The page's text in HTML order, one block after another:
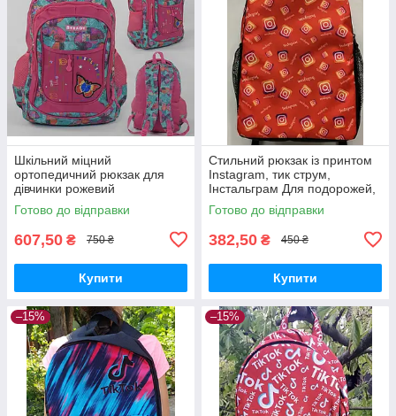
Шкільний міцний
ортопедичний рюкзак для
дівчинки рожевий
Готово до відправки
607,50 ₴ 750 ₴
Купити
Стильний рюкзак із принтом
Instagram, тик струм,
Інстальграм Для подорожей,
тренувань, навчання
Готово до відправки
382,50 ₴ 450 ₴
Купити
–15% –15%